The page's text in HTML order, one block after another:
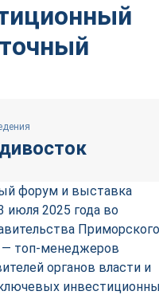
форум и выставка
июля 2025 года во
Приморского
топ-менеджеров
органов власти и